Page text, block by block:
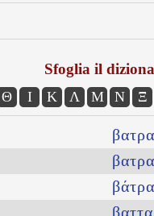
Sfoglia il
Θ Ι Κ Λ Μ Ν Ξ